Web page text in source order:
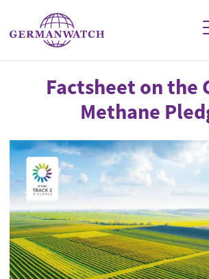
Direkt zum Inhalt
Stichwortsuche
Factsheet on the
Methane